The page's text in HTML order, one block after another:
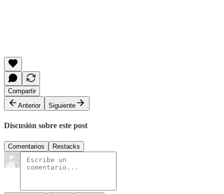
Compartir
Anterior
Siguiente
Discusión sobre este post
Comentarios Restacks